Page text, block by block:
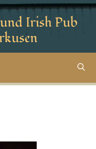
Irish Pub